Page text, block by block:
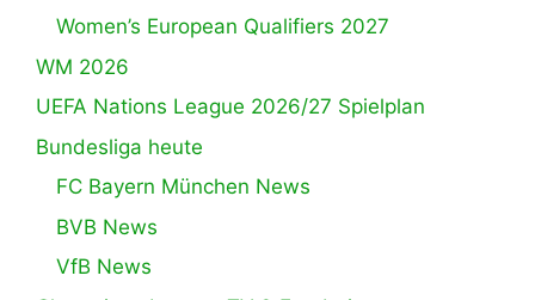
Women’s European Qualifiers 2027
WM 2026
UEFA Nations League 2026/27 Spielplan
Bundesliga heute
FC Bayern München News
BVB News
VfB News